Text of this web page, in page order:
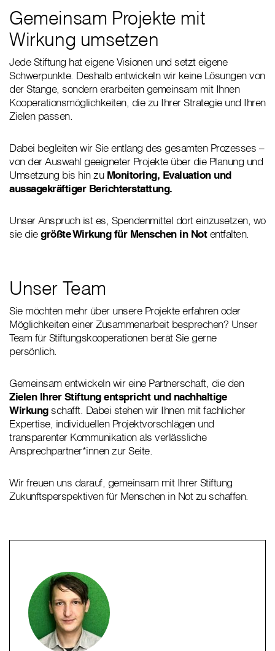
Gemeinsam Projekte mit
Wirkung umsetzen
Jede Stiftung hat eigene Visionen und setzt eigene
Schwerpunkte. Deshalb entwickeln wir keine Lösungen von
der Stange, sondern erarbeiten gemeinsam mit Ihnen
Kooperationsmöglichkeiten, die zu Ihrer Strategie und Ihren
Zielen passen.
Dabei begleiten wir Sie entlang des gesamten Prozesses –
von der Auswahl geeigneter Projekte über die Planung und
Umsetzung bis hin zu Monitoring, Evaluation und
aussagekräftiger Berichterstattung.
Unser Anspruch ist es, Spendenmittel dort einzusetzen, wo
sie diegrößte Wirkung für Menschen in Notentfalten.
Unser Team
Sie möchten mehr über unsere Projekte erfahren oder
Möglichkeiten einer Zusammenarbeit besprechen? Unser
Team für Stiftungskooperationen berät Sie gerne
persönlich.
Gemeinsam entwickeln wir eine Partnerschaft, die den
Zielen Ihrer Stiftung entspricht und nachhaltige
Wirkungschafft. Dabei stehen wir Ihnen mit fachlicher
Expertise, individuellen Projektvorschlägen und
transparenter Kommunikation als verlässliche
Ansprechpartner*innen zur Seite.
Wir freuen uns darauf, gemeinsam mit Ihrer Stiftung
Zukunftsperspektiven für Menschen in Not zu schaffen.